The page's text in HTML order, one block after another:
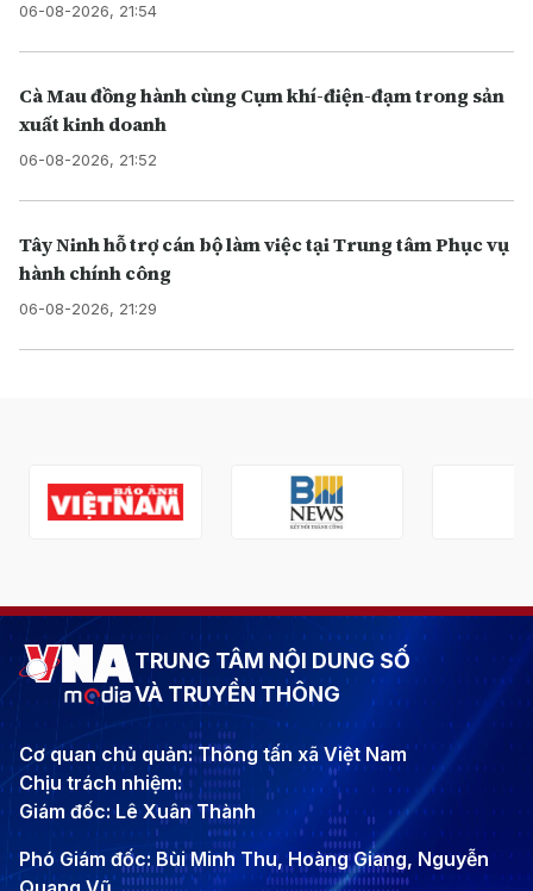
06-08-2026, 21:54
Cà Mau đồng hành cùng Cụm khí-điện-đạm trong sản
xuất kinh doanh
06-08-2026, 21:52
Tây Ninh hỗ trợ cán bộ làm việc tại Trung tâm Phục vụ
hành chính công
06-08-2026, 21:29
TRUNG TÂM NỘI DUNG SỐ
VÀ TRUYỀN THÔNG
Cơ quan chủ quản: Thông tấn xã Việt Nam
Chịu trách nhiệm:
Giám đốc: Lê Xuân Thành
Phó Giám đốc: Bùi Minh Thu, Hoàng Giang, Nguyễn